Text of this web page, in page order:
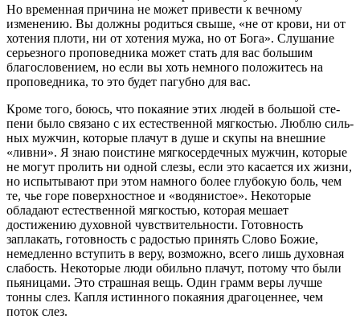
Но временная причина не может привести к вечному
изменению. Вы должны родиться свыше, «не от крови, ни от
хотения плоти, ни от хотения мужа, но от Бога». Слушание
серьезного проповедника может стать для вас большим
благословением, но если вы хоть немного положи­тесь на
проповедника, то это будет пагубно для вас.
Кроме того, боюсь, что покаяние этих людей в большой сте­
пени было связано с их естественной мягкостью. Люблю силь­
ных мужчин, которые плачут в душе и скупы на внешние
«лив­ни». Я знаю поистине мягкосердечных мужчин, которые
не могут пролить ни одной слезы, если это касается их жизни,
но испытывают при этом намного более глубокую боль, чем
те, чье горе поверхностное и «водянистое». Некоторые
обладают естественной мягкостью, которая мешает
достижению духов­ной чувствительности. Готовность
заплакать, готовность с радостью принять Слово Божие,
немедленно вступить в веру, возможно, всего лишь духовная
слабость. Некоторые люди обильно плачут, потому что были
пьяницами. Это страшная вещь. Один грамм веры лучше
тонны слез. Капля истинного покаяния драгоценнее, чем
поток слез.